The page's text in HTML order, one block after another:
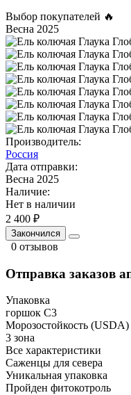
Выбор покупателей 🔥
Весна 2025
Производитель:
Россия
Дата отправки:
Весна 2025
Наличие:
Нет в наличии
2 400 ₽
Закончился
0 отзывов
Отправка заказов
Упаковка
горшок С3
Морозостойкость (USDA)
3 зона
Все характеристики
Саженцы для севера
Уникальная упаковка
Пройден фитокотроль